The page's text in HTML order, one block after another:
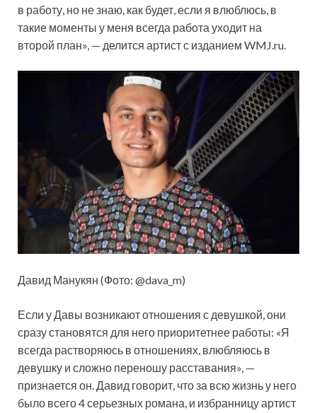
в работу, но не знаю, как будет, если я влюблюсь, в
такие моменты у меня всегда работа уходит на
второй план», — делится артист с изданием WMJ.ru.
Давид Манукян (Фото: @dava_m)
Если у Давы возникают отношения с девушкой, они
сразу становятся для него приоритетнее работы: «Я
всегда растворяюсь в отношениях, влюбляюсь в
девушку и сложно переношу расставания», —
признается он. Давид говорит, что за всю жизнь у него
было всего 4 серьезных романа, и избранницу артист